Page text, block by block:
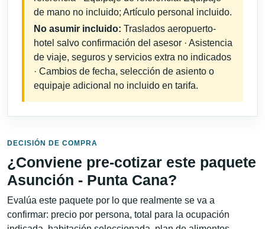
de mano no incluido; Artículo personal incluido.
No asumir incluido: Traslados aeropuerto-
hotel salvo confirmación del asesor · Asistencia
de viaje, seguros y servicios extra no indicados
· Cambios de fecha, selección de asiento o
equipaje adicional no incluido en tarifa.
DECISIÓN DE COMPRA
¿Conviene pre-cotizar este paquete
Asunción - Punta Cana?
Evalúa este paquete por lo que realmente se va a
confirmar: precio por persona, total para la ocupación